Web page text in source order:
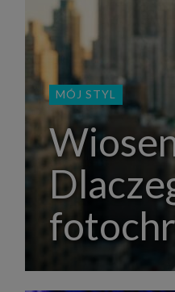
MÓJ STYL